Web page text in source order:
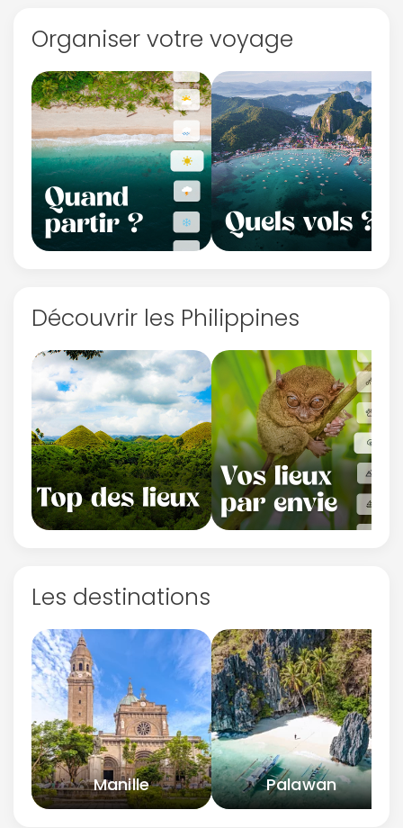
Organiser votre voyage
Découvrir les Philippines
Les destinations
Manille Palawan